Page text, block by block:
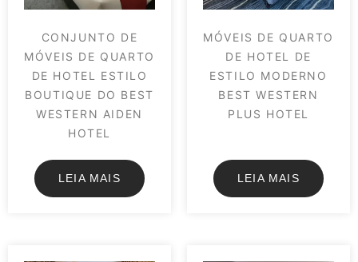
CONJUNTO DE
MÓVEIS DE QUARTO
DE HOTEL ESTILO
BOUTIQUE DO BEST
WESTERN AIDEN
HOTEL
LEIA MAIS
MÓVEIS DE QUARTO
DE HOTEL DE
ESTILO MODERNO
BEST WESTERN
PLUS HOTEL
LEIA MAIS